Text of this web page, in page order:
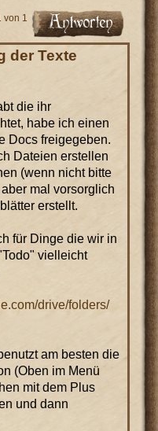
von 1
der Texte
die ihr
habe ich einen
Docs freigegeben.
Dateien erstellen
(wenn nicht bitte
mal vorsorglich
erstellt.
für Dinge die wir in
vielleicht
drive/folders/
am besten die
(Oben im Menü
mit dem Plus
und dann